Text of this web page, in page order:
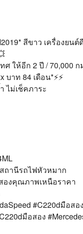
สีขาว เครื่องย
ให้อีก 2 ปี / 70,000 กม
าท 84 เดือน*⚡⚡
ไม่เช็คภาระ
านีรถไฟหัวหมาก
สองคุณภาพเหนือราคา
#C220dมือ
มือสอง